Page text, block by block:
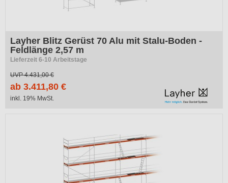
Layher Blitz Gerüst 70 Alu mit Stalu-Boden -
Feldlänge 2,57 m
Lieferzeit 6-10 Arbeitstage
UVP4.431,00 €
ab 3.411,80 €
inkl. 19% MwSt.